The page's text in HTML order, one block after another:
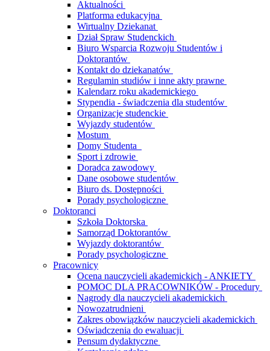
Aktualności
Platforma edukacyjna
Wirtualny Dziekanat
Dział Spraw Studenckich
Biuro Wsparcia Rozwoju Studentów i
Doktorantów
Kontakt do dziekanatów
Regulamin studiów i inne akty prawne
Kalendarz roku akademickiego
Stypendia - świadczenia dla studentów
Organizacje studenckie
Wyjazdy studentów
Mostum
Domy Studenta
Sport i zdrowie
Doradca zawodowy
Dane osobowe studentów
Biuro ds. Dostępności
Porady psychologiczne
Doktoranci
Szkoła Doktorska
Samorząd Doktorantów
Wyjazdy doktorantów
Porady psychologiczne
Pracownicy
Ocena nauczycieli akademickich - ANKIETY
POMOC DLA PRACOWNIKÓW - Procedury
Nagrody dla nauczycieli akademickich
Nowozatrudnieni
Zakres obowiązków nauczycieli akademickich
Oświadczenia do ewaluacji
Pensum dydaktyczne